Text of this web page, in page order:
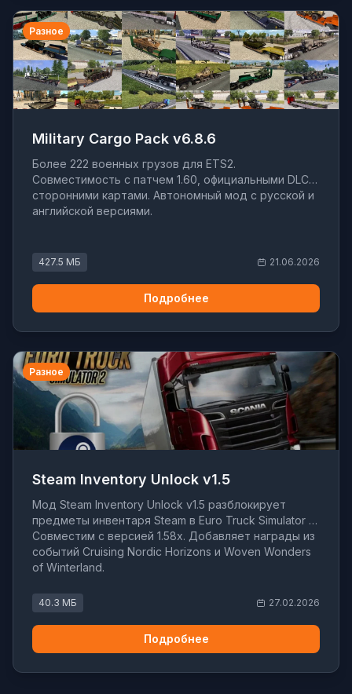
Разное
Military Cargo Pack v6.8.6
Более 222 военных грузов для ETS2.
Совместимость с патчем 1.60, официальными DLC и
сторонними картами. Автономный мод с русской и
английской версиями.
427.5 МБ 21.06.2026
Подробнее
Разное
Steam Inventory Unlock v1.5
Мод Steam Inventory Unlock v1.5 разблокирует
предметы инвентаря Steam в Euro Truck Simulator 2.
Совместим с версией 1.58x. Добавляет награды из
событий Cruising Nordic Horizons и Woven Wonders
of Winterland.
40.3 МБ 27.02.2026
Подробнее